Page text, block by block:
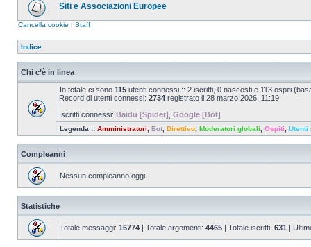
Siti e Associazioni Europee
Cancella cookie | Staff
Indice
Chi c’è in linea
In totale ci sono 115 utenti connessi :: 2 iscritti, 0 nascosti e 113 ospiti
Record di utenti connessi: 2734 registrato il 28 marzo 2026, 11:19
Iscritti connessi: Baidu [Spider] Google [Bot]
Legenda :: Amministratori Bot Direttivo Moderatori globali Ospiti Utenti
Compleanni
Nessun compleanno oggi
Statistiche
Totale messaggi: 16774 | Totale argomenti: 4465 | Totale iscritti: 631 |